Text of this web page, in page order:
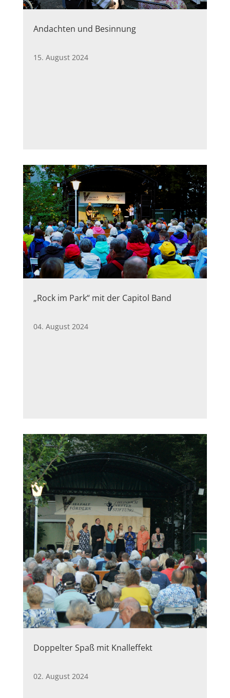
Andachten und Besinnung
15. August 2024
„Rock im Park“ mit der Capitol Band
04. August 2024
Doppelter Spaß mit Knalleffekt
02. August 2024